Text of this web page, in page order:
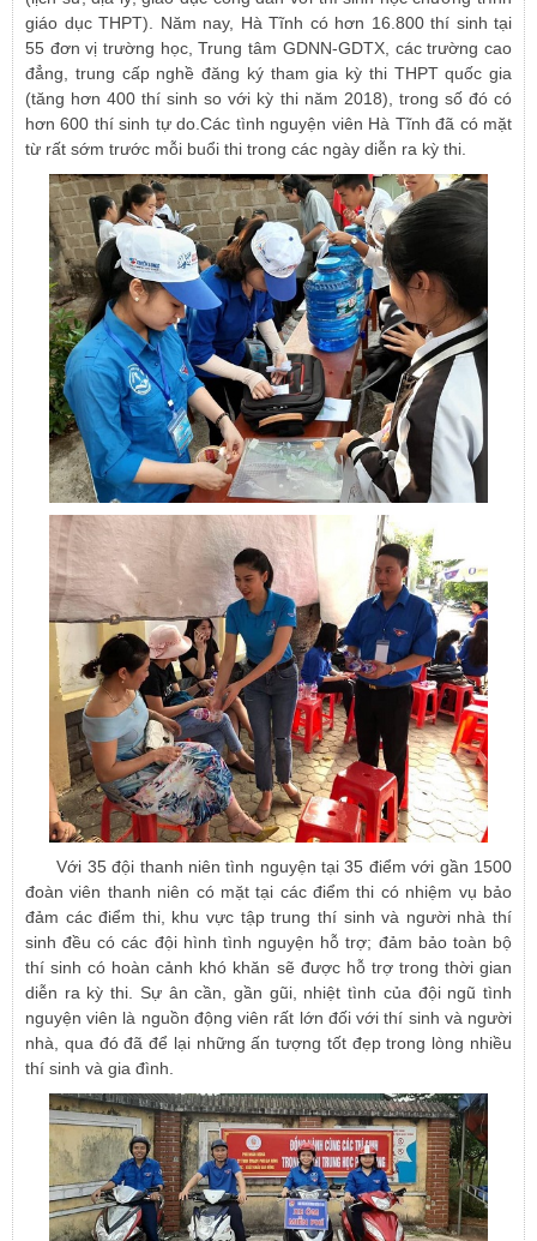
giáo dục THPT). Năm nay, Hà Tĩnh có hơn 16.800 thí sinh tại
55 đơn vị trường học, Trung tâm GDNN-GDTX, các trường cao
đẳng, trung cấp nghề đăng ký tham gia kỳ thi THPT quốc gia
(tăng hơn 400 thí sinh so với kỳ thi năm 2018), trong số đó có
hơn 600 thí sinh tự do.Các tình nguyện viên Hà Tĩnh đã có mặt
từ rất sớm trước mỗi buổi thi trong các ngày diễn ra kỳ thi.
Với 35 đội thanh niên tình nguyện tại 35 điểm với gần 1500
đoàn viên thanh niên có mặt tại các điểm thi có nhiệm vụ bảo
đảm các điểm thi, khu vực tập trung thí sinh và người nhà thí
sinh đều có các đội hình tình nguyện hỗ trợ; đảm bảo toàn bộ
thí sinh có hoàn cảnh khó khăn sẽ được hỗ trợ trong thời gian
diễn ra kỳ thi. Sự ân cần, gần gũi, nhiệt tình của đội ngũ tình
nguyện viên là nguồn động viên rất lớn đối với thí sinh và người
nhà, qua đó đã để lại những ấn tượng tốt đẹp trong lòng nhiều
thí sinh và gia đình.